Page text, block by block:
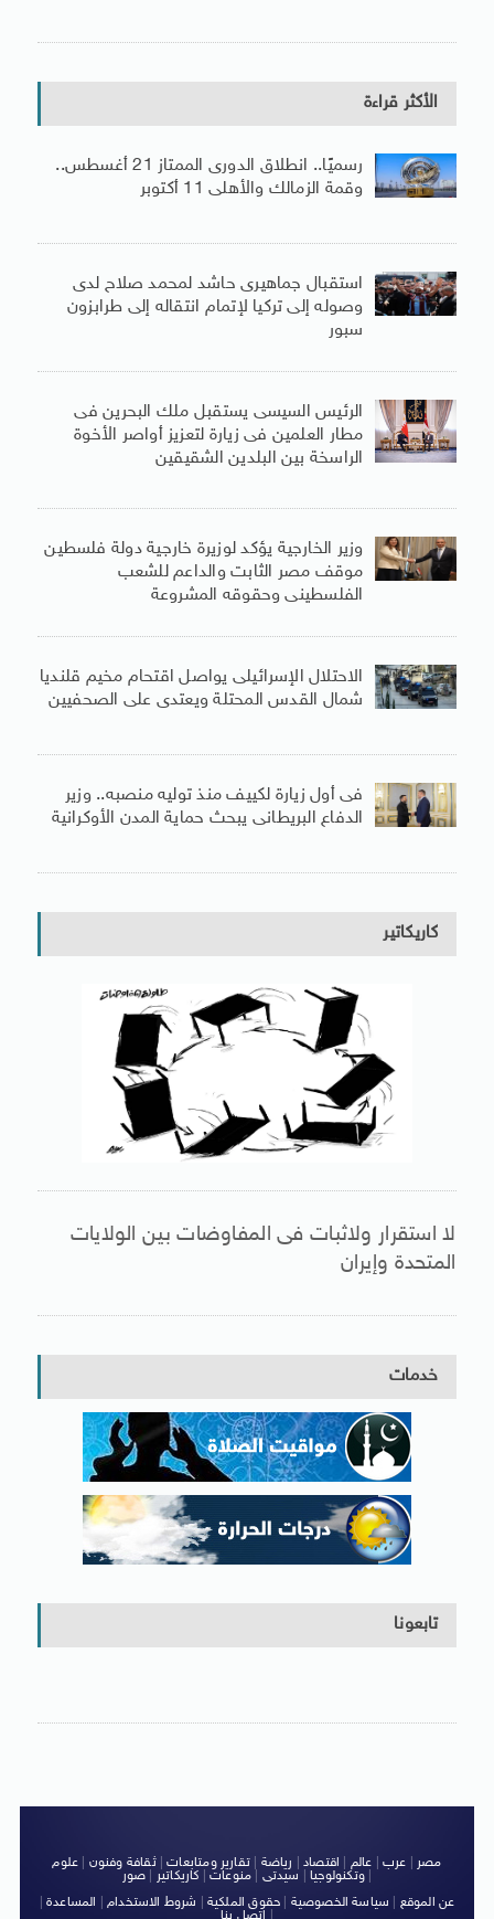
الأكثر قراءة
رسميًا.. انطلاق الدورى الممتاز 21 أغسطس..
وقمة الزمالك والأهلى 11 أكتوبر
استقبال جماهيرى حاشد لمحمد صلاح لدى
وصوله إلى تركيا لإتمام انتقاله إلى طرابزون
سبور
الرئيس السيسى يستقبل ملك البحرين فى
مطار العلمين فى زيارة لتعزيز أواصر الأخوة
الراسخة بين البلدين الشقيقين
وزير الخارجية يؤكد لوزيرة خارجية دولة فلسطين
موقف مصر الثابت والداعم للشعب
الفلسطينى وحقوقه المشروعة
الاحتلال الإسرائيلى يواصل اقتحام مخيم قلنديا
شمال القدس المحتلة ويعتدى على الصحفيين
فى أول زيارة لكييف منذ توليه منصبه.. وزير
الدفاع البريطانى يبحث حماية المدن الأوكرانية
كاريكاتير
لا استقرار ولاثبات فى المفاوضات بين الولايات
المتحدة وإيران
خدمات
تابعونا
مصر عرب عالم اقتصاد رياضة |تقارير ومتابعات|ثقافة وفنون
علوم
وتكنولوجيا| سيدتى منوعات كاريكاتير صور
|
عن الموقع
سياسة الخصوصية حقوق الملكية شروط الاستخدام| المساعدة|